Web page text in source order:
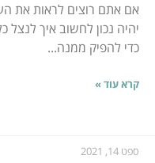
אם אתם רוצים לראות את
יהיה נכון לחשוב איך לנצל
כדי להפיק ממנה...
קרא עוד »
ספט 14, 2021